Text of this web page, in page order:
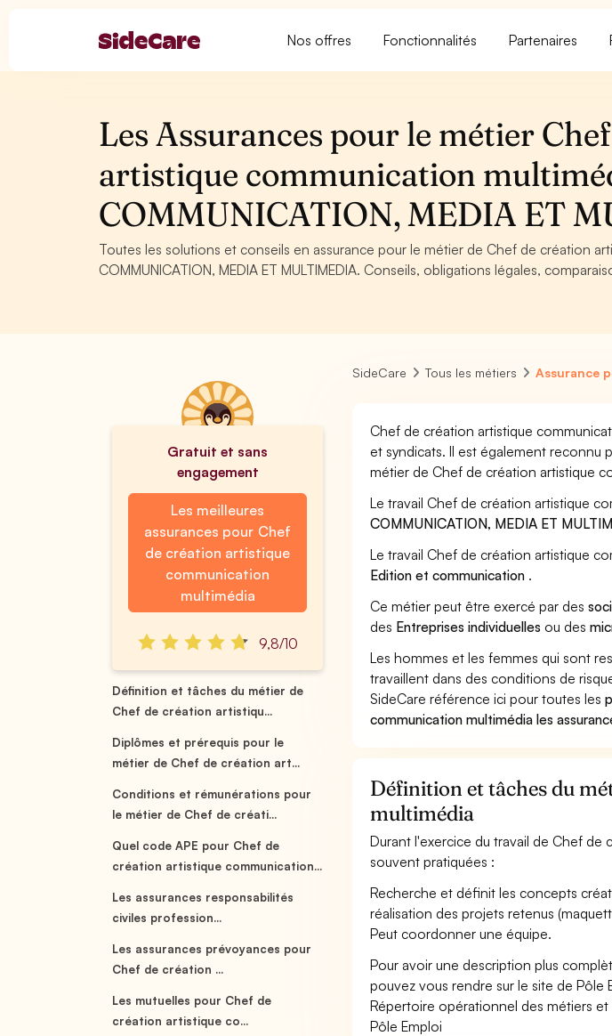
Nos offres Fonctionnalités Partenaires
Les Assurances pour le métier
artistique communication
COMMUNICATION, MEDIA ET
Toutes les solutions et conseils en assurance pour le métier de Chef de création
COMMUNICATION, MEDIA ET MULTIMEDIA. Conseils, obligations légales,
Gratuit et sans
engagement
Les meilleures
assurances pour Chef
de création artistique
communication
multimédia
9,8/10
Définition et tâches du métier de
Chef de création artistiqu...
Diplômes et prérequis pour le
métier de Chef de création art...
Conditions et rémunérations pour
le métier de Chef de créati...
Quel code APE pour Chef de
création artistique communication...
Les assurances responsabilités
civiles profession...
Les assurances prévoyances pour
Chef de création ...
Les mutuelles pour Chef de
création artistique co...
SideCare Tous les métiers Assurance
Chef de création artistique
et syndicats. Il est également reconnu
métier de Chef de création artistique
Le travail Chef de création artistique
COMMUNICATION, MEDIA ET
Le travail Chef de création artistique
Edition et communication .
Ce métier peut être exercé par des
des Entreprises individuelles ou des
Les hommes et les femmes qui sont
travaillent dans des conditions de
SideCare référence ici pour toutes les
communication multimédia les
Définition et tâches du
multimédia
Durant l'exercice du travail de Chef de
souvent pratiquées :
Recherche et définit les concepts
réalisation des projets retenus
Peut coordonner une équipe.
Pour avoir une description plus
pouvez vous rendre sur le site de
Répertoire opérationnel des métiers
Pôle Emploi